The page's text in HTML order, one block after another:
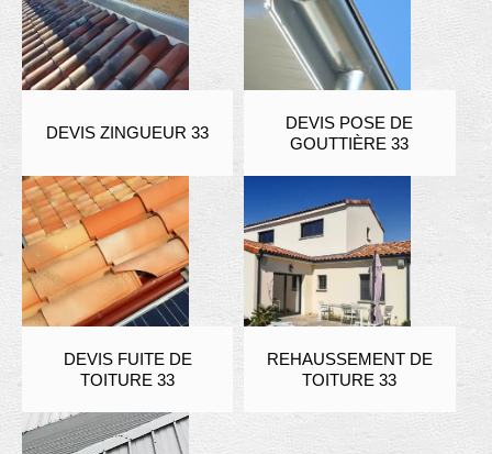
DEVIS ZINGUEUR 33
DEVIS POSE DE
GOUTTIÈRE 33
DEVIS FUITE DE
TOITURE 33
REHAUSSEMENT DE
TOITURE 33